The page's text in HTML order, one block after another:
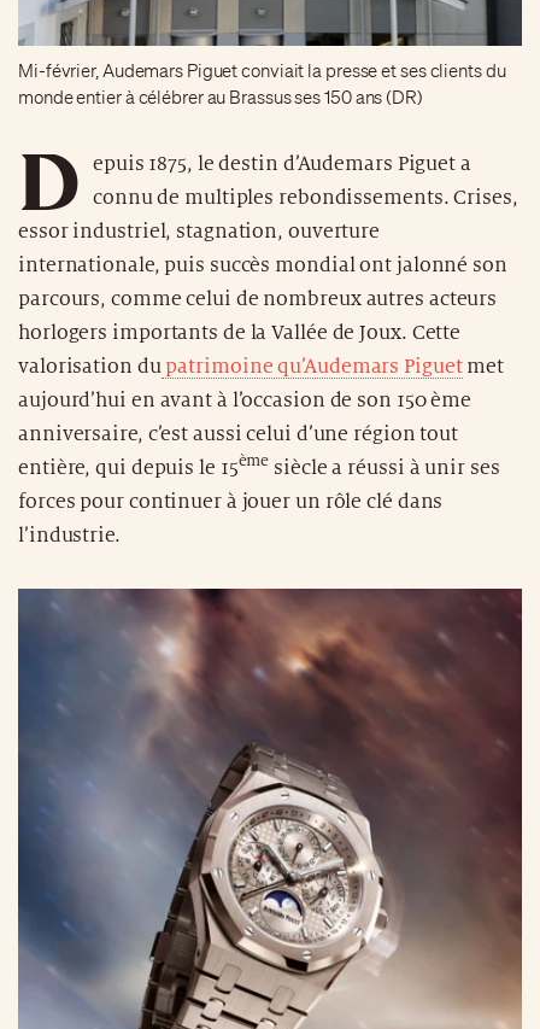
Mi-février, Audemars Piguet conviait la presse et ses clients du
monde entier à célébrer au Brassus ses 150 ans (DR)
D
epuis 1875, le destin d’Audemars Piguet a
connu de multiples rebondissements. Crises,
essor industriel, stagnation, ouverture
internationale, puis succès mondial ont jalonné son
parcours, comme celui de nombreux autres acteurs
horlogers importants de la Vallée de Joux. Cette
valorisation dupatrimoine qu’Audemars Piguetmet
aujourd’hui en avant à l’occasion de son 150 ème
anniversaire, c’est aussi celui d’une région tout
entière, qui depuis le 15ème siècle a réussi à unir ses
forces pour continuer à jouer un rôle clé dans
l’industrie.